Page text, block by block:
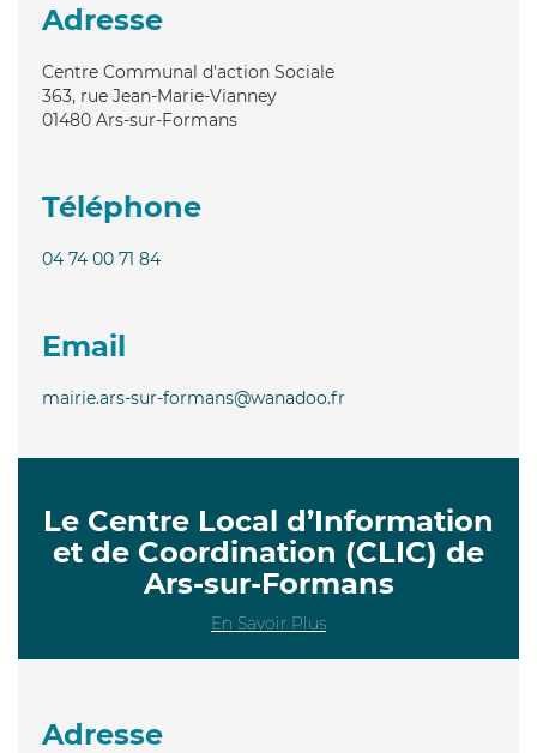
Adresse
Centre Communal d'action Sociale
363, rue Jean-Marie-Vianney
01480 Ars-sur-Formans
Téléphone
04 74 00 71 84
Email
mairie.ars-sur-formans@wanadoo.fr
Le Centre Local d’Information
et de Coordination (CLIC) de
Ars-sur-Formans
En Savoir Plus
Adresse